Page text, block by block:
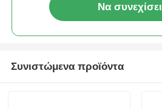
Να συνεχίσει
Συνιστώμενα προϊόντα